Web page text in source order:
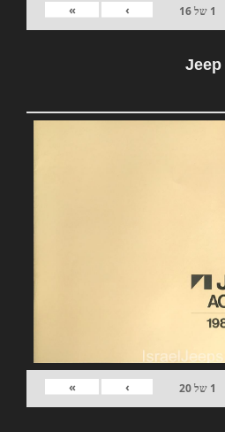
1 של16
›
»
1 של20
›
»